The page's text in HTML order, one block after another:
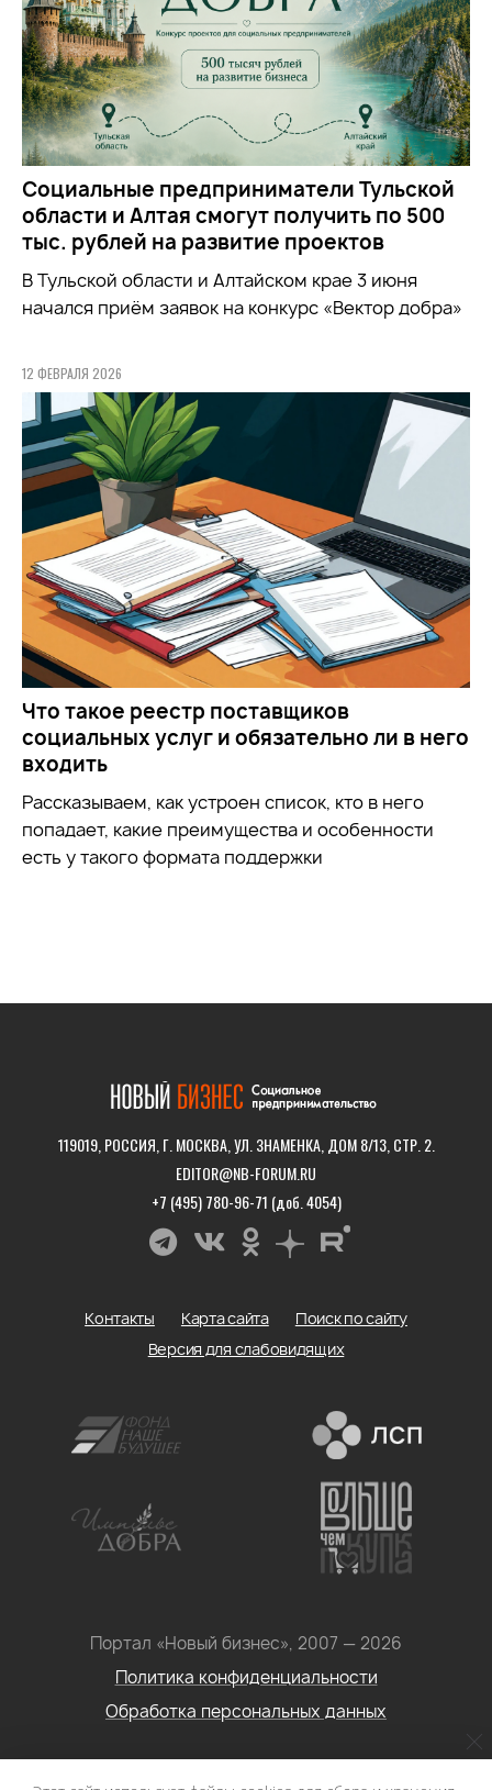
Социальные предприниматели Тульской
области и Алтая смогут получить по 500
тыс. рублей на развитие проектов
В Тульской области и Алтайском крае 3 июня
начался приём заявок на конкурс «Вектор добра»
12 ФЕВРАЛЯ 2026
Что такое реестр поставщиков
социальных услуг и обязательно ли в него
входить
Рассказываем, как устроен список, кто в него
попадает, какие преимущества и особенности
есть у такого формата поддержки
119019, РОССИЯ, Г. МОСКВА, УЛ. ЗНАМЕНКА, ДОМ 8/13, СТР. 2.
EDITOR@NB-FORUM.RU
+7 (495) 780-96-71 (доб. 4054)
Портал «Новый бизнес», 2007 — 2026
Политика конфиденциальности
Обработка персональных данных
Контакты Карта сайта
Поиск по сайту
Версия для слабовидящих
Условия использования информации с сайта: Материалы